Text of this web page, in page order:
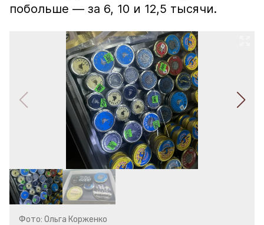
побольше — за 6, 10 и 12,5 тысячи.
Фото: Ольга Корженко